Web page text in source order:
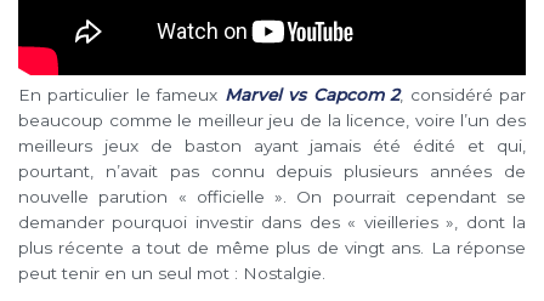
En particulier le fameux Marvel vs Capcom 2, considéré par
beaucoup comme le meilleur jeu de la licence, voire l’un des
meilleurs jeux de baston ayant jamais été édité et qui,
pourtant, n’avait pas connu depuis plusieurs années de
nouvelle parution « officielle ». On pourrait cependant se
demander pourquoi investir dans des « vieilleries », dont la
plus récente a tout de même plus de vingt ans. La réponse
peut tenir en un seul mot : Nostalgie.